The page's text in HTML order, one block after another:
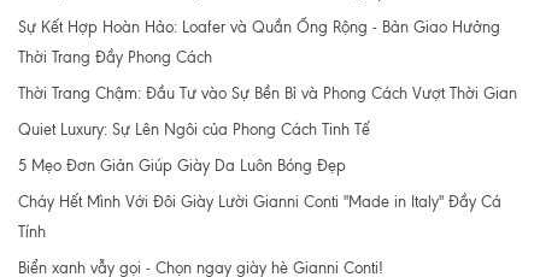
Sự Kết Hợp Hoàn Hảo: Loafer và Quần Ống Rộng - Bản Giao Hưởng
Thời Trang Đầy Phong Cách
Thời Trang Chậm: Đầu Tư vào Sự Bền Bỉ và Phong Cách Vượt Thời Gian
Quiet Luxury: Sự Lên Ngôi của Phong Cách Tinh Tế
5 Mẹo Đơn Giản Giúp Giày Da Luôn Bóng Đẹp
Cháy Hết Mình Với Đôi Giày Lười Gianni Conti "Made in Italy" Đầy Cá
Tính
Biển xanh vẫy gọi - Chọn ngay giày hè Gianni Conti!